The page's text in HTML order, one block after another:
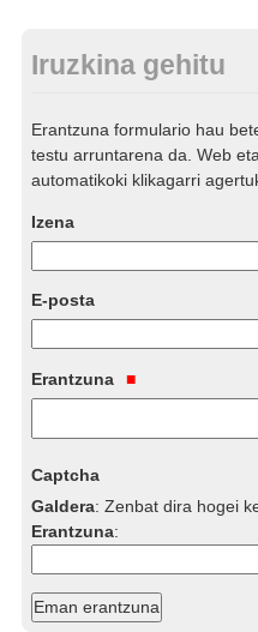
Iruzkina gehitu
Erantzuna formulario hau
testu arruntarena da. Web
automatikoki klikagarri
Izena
E-posta
Erantzuna
Captcha
Galdera:Zenbat dira hogei
Erantzuna: